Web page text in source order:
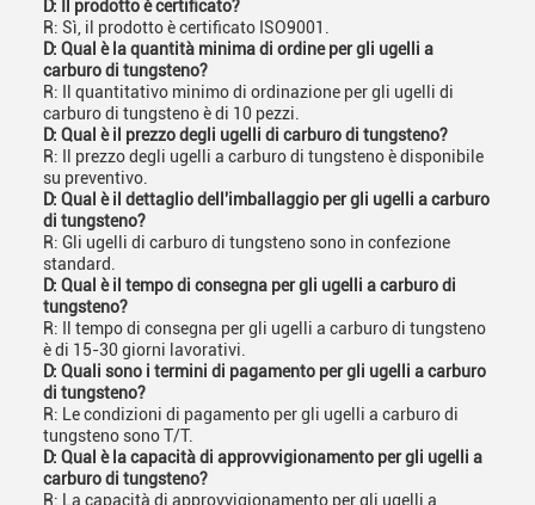
D: Il prodotto è certificato?
R: Sì, il prodotto è certificato ISO9001.
D: Qual è la quantità minima di ordine per gli ugelli a
carburo di tungsteno?
R: Il quantitativo minimo di ordinazione per gli ugelli di
carburo di tungsteno è di 10 pezzi.
D: Qual è il prezzo degli ugelli di carburo di tungsteno?
R: Il prezzo degli ugelli a carburo di tungsteno è disponibile
su preventivo.
D: Qual è il dettaglio dell'imballaggio per gli ugelli a carburo
di tungsteno?
R: Gli ugelli di carburo di tungsteno sono in confezione
standard.
D: Qual è il tempo di consegna per gli ugelli a carburo di
tungsteno?
R: Il tempo di consegna per gli ugelli a carburo di tungsteno
è di 15-30 giorni lavorativi.
D: Quali sono i termini di pagamento per gli ugelli a carburo
di tungsteno?
R: Le condizioni di pagamento per gli ugelli a carburo di
tungsteno sono T/T.
D: Qual è la capacità di approvvigionamento per gli ugelli a
carburo di tungsteno?
R: La capacità di approvvigionamento per gli ugelli a